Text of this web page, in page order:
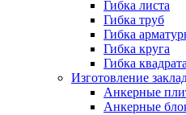
Гибка листа
Гибка труб
Гибка
Гибка круга
Гибка квадрата
Изготовление
Анкерные
Анкерные